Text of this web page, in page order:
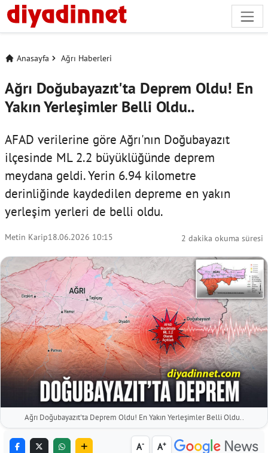
Anasayfa Ağrı Haberleri
Ağrı Doğubayazıt'ta Deprem Oldu! En
Yakın Yerleşimler Belli Oldu..
AFAD verilerine göre Ağrı'nın Doğubayazıt
ilçesinde ML 2.2 büyüklüğünde deprem
meydana geldi. Yerin 6.94 kilometre
derinliğinde kaydedilen depreme en yakın
yerleşim yerleri de belli oldu.
Metin Karip18.06.2026 10:15 2 dakika okuma süresi
Ağrı Doğubayazıt'ta Deprem Oldu! En Yakın Yerleşimler Belli Oldu..
A- A+